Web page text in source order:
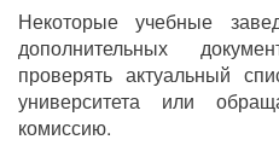
Некоторые учебные
дополнительных
проверять актуальный
университета или
комиссию.